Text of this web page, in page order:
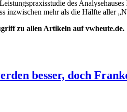
des
inzwischen mehr als die Hälfte aller
zu allen Artikeln auf vwheute.de.
besser, doch